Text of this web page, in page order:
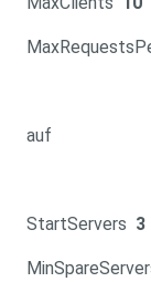
auf
StartServers 3